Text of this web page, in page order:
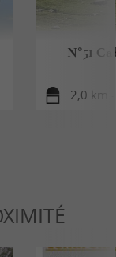
N°51
2,0 km